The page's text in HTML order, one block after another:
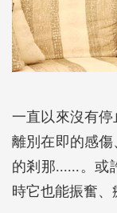
一直以來沒有停
離別在即的感
的剎那......。或
時它也能振奮、